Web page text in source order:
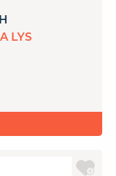
LYS